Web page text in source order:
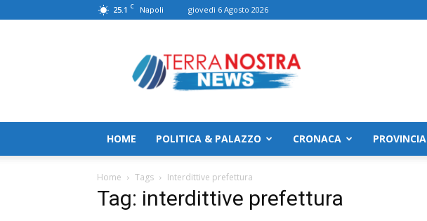
25.1 C Napoli giovedì 6 Agosto 2026
HOME POLITICA & PALAZZO CRONACA PROVINCIA
Home Tags Interdittive prefettura
Tag: interdittive prefettura